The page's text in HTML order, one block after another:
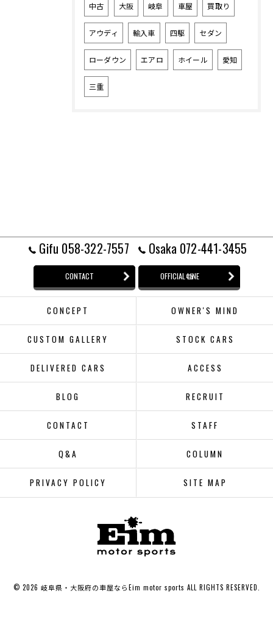
中古 大阪 岐阜 車屋 買取り
アウディ 輸入車 四駆 セダン
ローダウン エアロ ホイール 愛知
三重
Gifu 058-322-7557 Osaka 072-441-3455
CONTACT OFFICIAL LINE
CONCEPT OWNER'S MIND
CUSTOM GALLERY STOCK CARS
DELIVERED CARS ACCESS
BLOG RECRUIT
CONTACT STAFF
Q&A COLUMN
PRIVACY POLICY SITE MAP
© 2026 岐阜県・大阪府の車屋ならEim motor sports ALL RIGHTS RESERVED.